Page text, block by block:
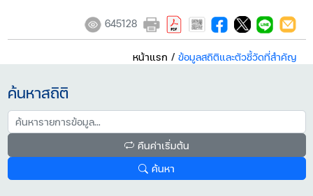
645128
หน้าแรก / ข้อมูลสถิติและตัวชี้วัดที่สำคัญ
ค้นหาสถิติ
คืนค่าเริ่มต้น
ค้นหา